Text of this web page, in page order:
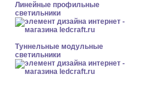
Линейные профильные
светильники
Туннельные модульные
светильники